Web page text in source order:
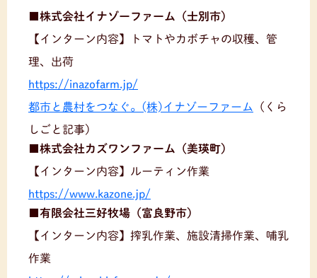
■株式会社イナゾーファーム（士別市）
【インターン内容】トマトやカボチャの収穫、管
理、出荷
https://inazofarm.jp/
都市と農村をつなぐ。(株)イナゾーファーム （くら
しごと記事）
■株式会社カズワンファーム（美瑛町）
【インターン内容】ルーティン作業
https://www.kazone.jp/
■有限会社三好牧場（富良野市）
【インターン内容】搾乳作業、施設清掃作業、哺乳
作業